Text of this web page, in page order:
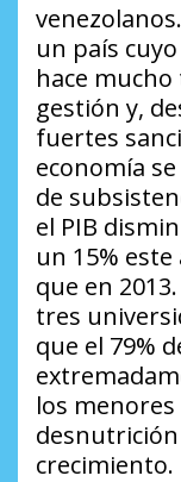
un país
hace
gestión y,
fuertes
economía
de
el PIB
un 15%
que en
tres
que el 79%
los menores
crecimiento.